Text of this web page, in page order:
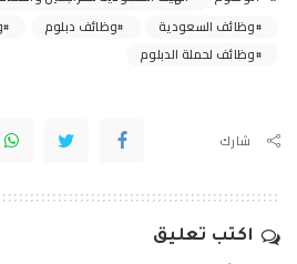
وظائف السعودية
وظائف دبلوم
وظائف لحملة الدبلوم
شارك
اكتب تعليق